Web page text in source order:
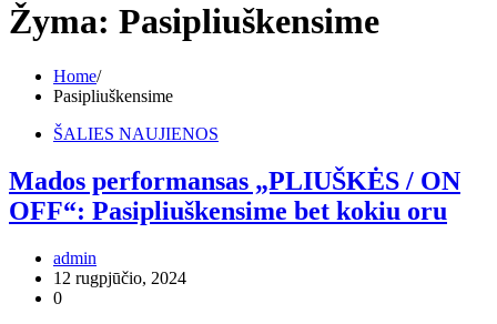
Žyma: Pasipliuškensime
Home
Pasipliuškensime
ŠALIES NAUJIENOS
Mados performansas „PLIUŠKĖS / ON
OFF“: Pasipliuškensime bet kokiu oru
admin
12 rugpjūčio, 2024
0